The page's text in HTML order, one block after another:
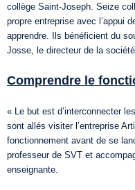
collège Saint-Joseph. Seize
propre entreprise avec l’appui
apprendre. Ils bénéficient du
Josse, le directeur de la
Comprendre le
« Le but est d’interconnecter
sont allés visiter l’entreprise
fonctionnement avant de se
professeur de SVT et
enseignante.